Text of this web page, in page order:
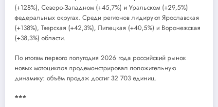
(+128%), Северо-Западном (+45,7%) и Уральском (+29,5%)
федеральных округах. Среди регионов лидируют Ярославская
(+138%), Тверская (+42,3%), Липецкая (+40,5%) и Воронежская
(+38,3%) области.
По итогам первого полугодия 2026 года российский рынок
новых мотоциклов продемонстрировал положительную
динамику: объём продаж достиг 32 703 единиц.
***